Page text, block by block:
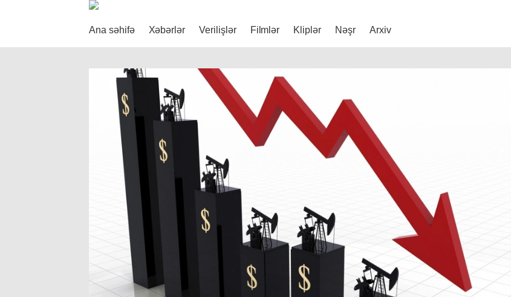
Ana səhifə Xəbərlər Verilişlər Filmlər Kliplər Nəşr Arxiv